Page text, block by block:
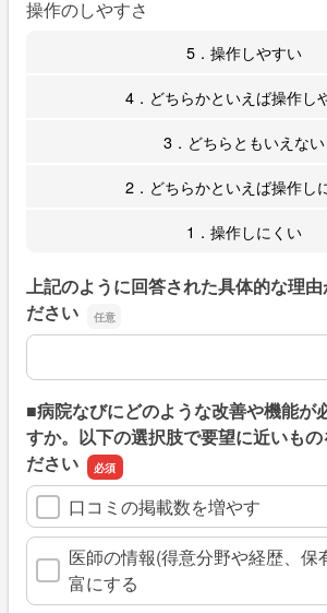
操作のしやすさ
5．操作しやすい
4．どちらかといえば操作し
3．どちらともいえない
2．どちらかといえば操作し
1．操作しにくい
上記のように回答された具体的な理由
ださい
上記のように回答された具体的な理
■病院なびにどのような改善や機能が
すか。以下の選択肢で要望に近いもの
ださい
口コミの掲載数を増やす
医師の情報(得意分野や経歴、保
富にする